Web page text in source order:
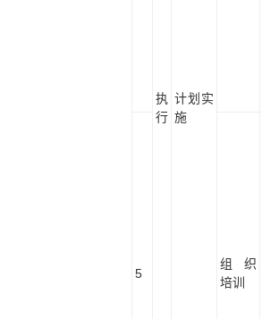
执
行
计划实
施
5
组织
培训